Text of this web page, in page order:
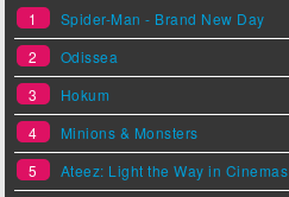
1
Spider-Man - Brand New Day
2
Odissea
3
Hokum
4
Minions & Monsters
5
Ateez: Light the Way in Cinemas